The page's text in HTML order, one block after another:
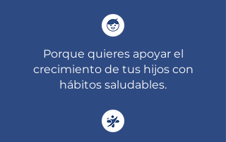
Porque quieres apoyar el
crecimiento de tus hijos con
hábitos saludables.